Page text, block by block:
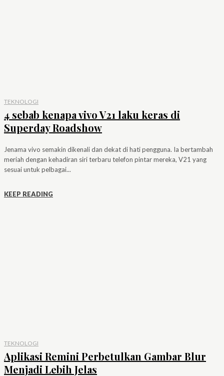
TEKNOLOGI
4 sebab kenapa vivo V21 laku keras di
Superday Roadshow
Jenama vivo semakin dikenali dan dekat di hati pengguna. Ia bertambah
meriah dengan kehadiran siri terbaru telefon pintar mereka, V21 yang
sesuai untuk pelbagai...
KEEP READING
TEKNOLOGI
Aplikasi Remini Perbetulkan Gambar Blur
Menjadi Lebih Jelas